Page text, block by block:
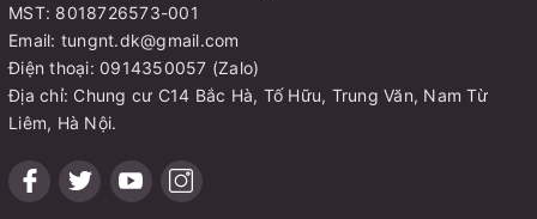
MST: 8018726573-001
Email: tungnt.dk@gmail.com
Điện thoại: 0914350057 (Zalo)
Địa chỉ: Chung cư C14 Bắc Hà, Tố Hữu, Trung Văn, Nam Từ
Liêm, Hà Nội.